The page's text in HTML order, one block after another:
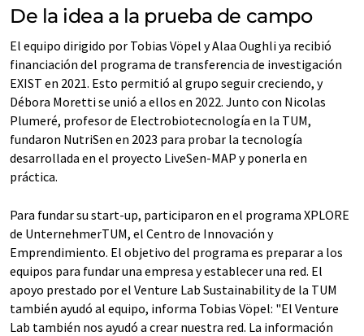
De la idea a la prueba de campo
El equipo dirigido por Tobias Vöpel y Alaa Oughli ya recibió
financiación del programa de transferencia de investigación
EXIST en 2021. Esto permitió al grupo seguir creciendo, y
Débora Moretti se unió a ellos en 2022. Junto con Nicolas
Plumeré, profesor de Electrobiotecnología en la TUM,
fundaron NutriSen en 2023 para probar la tecnología
desarrollada en el proyecto LiveSen-MAP y ponerla en
práctica.
Para fundar su start-up, participaron en el programa XPLORE
de UnternehmerTUM, el Centro de Innovación y
Emprendimiento. El objetivo del programa es preparar a los
equipos para fundar una empresa y establecer una red. El
apoyo prestado por el Venture Lab Sustainability de la TUM
también ayudó al equipo, informa Tobias Vöpel: "El Venture
Lab también nos ayudó a crear nuestra red. La información